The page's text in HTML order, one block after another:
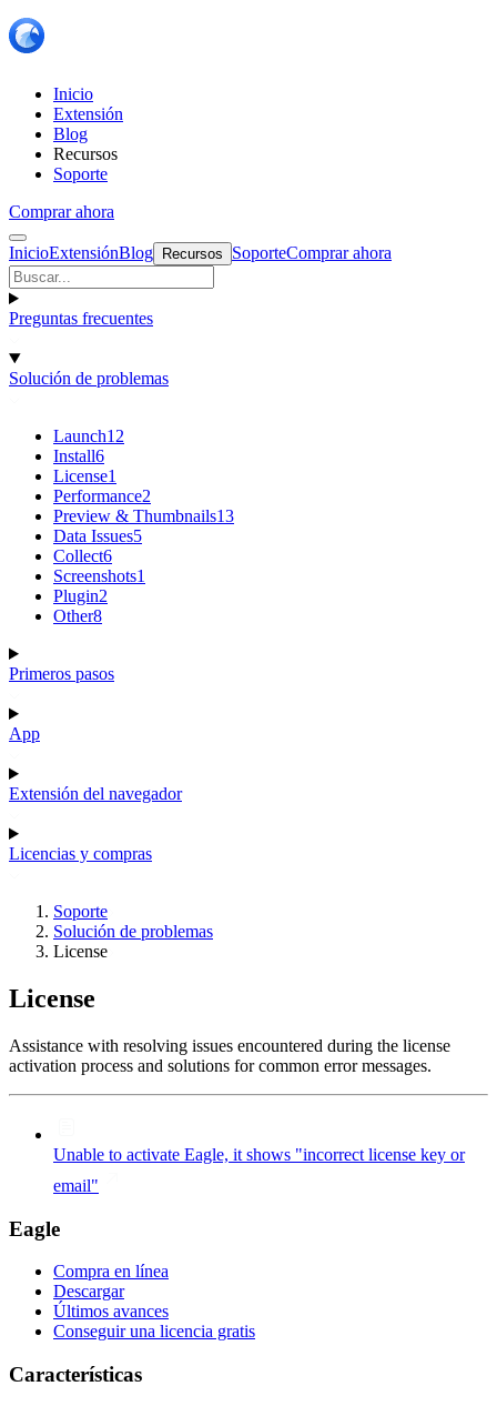
Inicio
Extensión
Blog
Recursos
Soporte
Comprar ahora
InicioExtensiónBlog Recursos SoporteComprar ahora
Preguntas frecuentes
Solución de problemas
Launch12
Install6
License1
Performance2
Preview & Thumbnails13
Data Issues5
Collect6
Screenshots1
Plugin2
Other8
Primeros pasos
App
Extensión del navegador
Licencias y compras
Soporte
Solución de problemas
License
License
Assistance with resolving issues encountered during the license
activation process and solutions for common error messages.
Unable to activate Eagle, it shows "incorrect license key or
email"
Eagle
Compra en línea
Descargar
Últimos avances
Conseguir una licencia gratis
Características